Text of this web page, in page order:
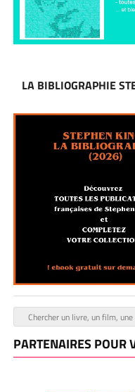
LA BIBLIOGRAPHIE
PARTENAIRES POUR